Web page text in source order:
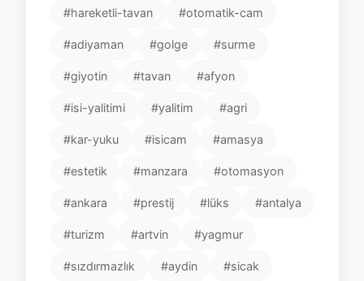
#hareketli-tavan #otomatik-cam
#adiyaman #golge #surme
#giyotin #tavan #afyon
#isi-yalitimi #yalitim #agri
#kar-yuku #isicam #amasya
#estetik #manzara #otomasyon
#ankara #prestij #lüks #antalya
#turizm #artvin #yagmur
#sızdırmazlık #aydin #sicak